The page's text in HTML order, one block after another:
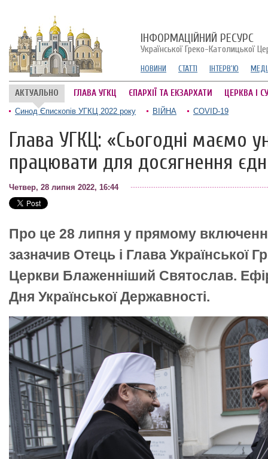
ІНФОРМАЦІЙНИЙ РЕСУРС
Української Греко-Католицької
НОВИНИ СТАТТІ ІНТЕРВ'Ю
АКТУАЛЬНО ГЛАВА УГКЦ ЄПАРХІЇ ТА ЕКЗАРХАТИ ЦЕРКВА І
Синод Єпископів УГКЦ 2022 року ВІЙНА COVID-19
Глава УГКЦ: «Сьогодні маємо
працювати для досягнення
Четвер, 28 липня 2022, 16:44
Про це 28 липня у прямому
зазначив Отець і Глава Української
Церкви Блаженніший Святослав.
Дня Української Державності.